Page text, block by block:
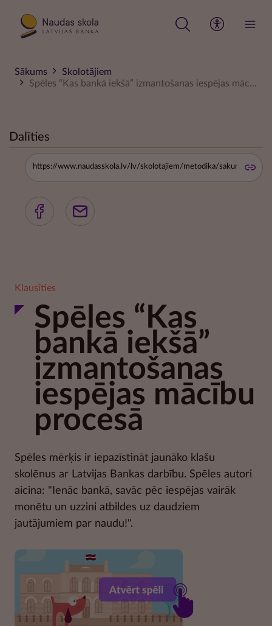
Sākums
Skolotājiem
Spēles “Kas bankā iekšā” izmantošanas iespējas mācību procesā
Klausīties
Spēles “Kas
bankā iekšā”
izmantošanas
iespējas mācību
procesā
Spēles mērķis ir iepazīstināt jaunāko klašu
skolēnus ar Latvijas Bankas darbību. Spēles autori
aicina: "Ienāc bankā, savāc pēc iespējas vairāk
monētu un uzzini atbildes uz daudziem
jautājumiem par naudu!".
Dalīties